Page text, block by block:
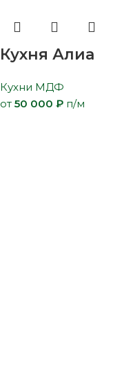
Кухня Алиа
Кухни МДФ
от 50 000 ₽ п/м